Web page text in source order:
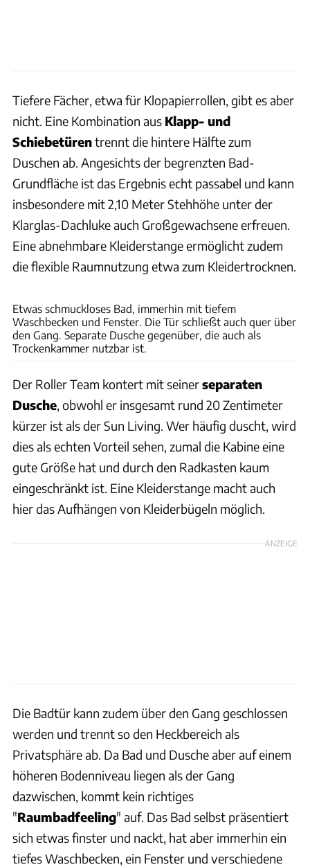
Tiefere Fächer, etwa für Klopapierrollen, gibt es aber
nicht. Eine Kombination aus Klapp- und
Schiebetürentrennt die hintere Hälfte zum
Duschen ab. Angesichts der begrenzten Bad-
Grundfläche ist das Ergebnis echt passabel und kann
insbesondere mit 2,10 Meter Stehhöhe unter der
Klarglas-Dachluke auch Großgewachsene erfreuen.
Eine abnehmbare Kleiderstange ermöglicht zudem
die flexible Raumnutzung etwa zum Kleidertrocknen.
Etwas schmuckloses Bad, immerhin mit tiefem
Waschbecken und Fenster. Die Tür schließt auch quer über
den Gang. Separate Dusche gegenüber, die auch als
Trockenkammer nutzbar ist.
Der Roller Team kontert mit seinerseparaten
Dusche, obwohl er insgesamt rund 20 Zentimeter
kürzer ist als der Sun Living. Wer häufig duscht, wird
dies als echten Vorteil sehen, zumal die Kabine eine
gute Größe hat und durch den Radkasten kaum
eingeschränkt ist. Eine Kleiderstange macht auch
hier das Aufhängen von Kleiderbügeln möglich.
ANZEIGE
Die Badtür kann zudem über den Gang geschlossen
werden und trennt so den Heckbereich als
Privatsphäre ab. Da Bad und Dusche aber auf einem
höheren Bodenniveau liegen als der Gang
dazwischen, kommt kein richtiges
"Raumbadfeeling" auf. Das Bad selbst präsentiert
sich etwas finster und nackt, hat aber immerhin ein
tiefes Waschbecken, ein Fenster und verschiedene